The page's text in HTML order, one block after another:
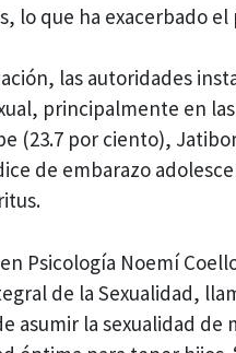
lo que ha exacerbado
las autoridades
principalmente en
(23.7 por ciento),
de embarazo
Psicología Noemí
de la Sexualidad,
asumir la sexualidad